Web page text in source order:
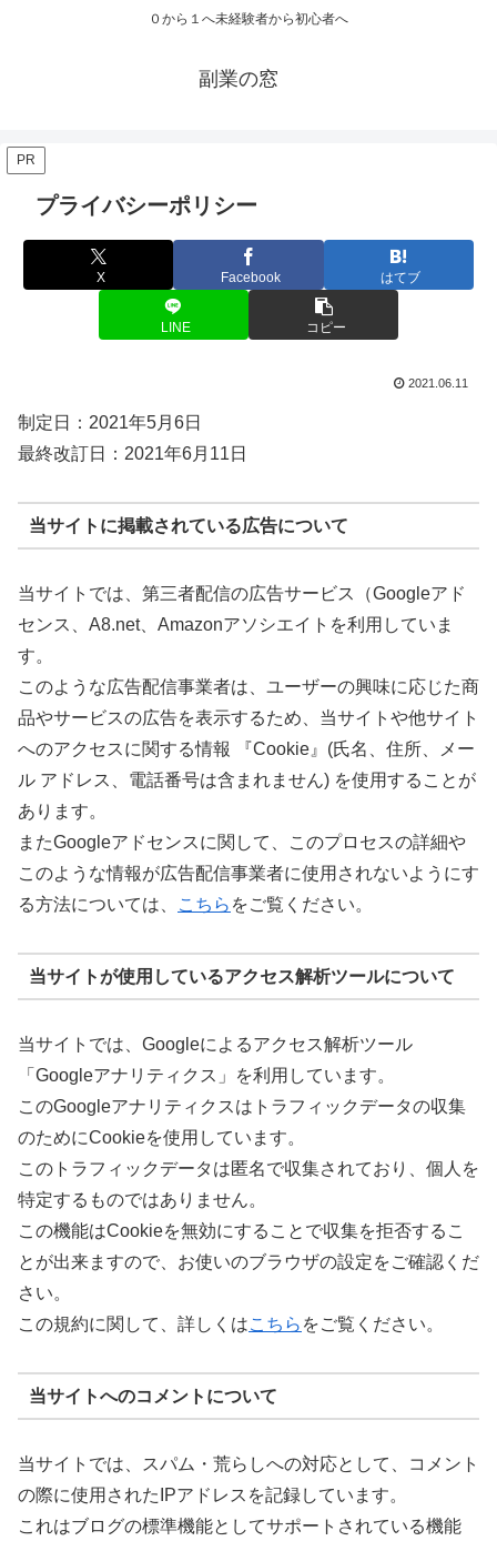
０から１へ未経験者から初心者へ
副業の窓
PR
プライバシーポリシー
X Facebook はてブ
LINE コピー
2021.06.11
制定日：2021年5月6日
最終改訂日：2021年6月11日
当サイトに掲載されている広告について
当サイトでは、第三者配信の広告サービス（Googleアド
センス、A8.net、Amazonアソシエイトを利用していま
す。
このような広告配信事業者は、ユーザーの興味に応じた商
品やサービスの広告を表示するため、当サイトや他サイト
へのアクセスに関する情報 『Cookie』(氏名、住所、メー
ル アドレス、電話番号は含まれません) を使用することが
あります。
またGoogleアドセンスに関して、このプロセスの詳細や
このような情報が広告配信事業者に使用されないようにす
る方法については、
こちら をご覧ください。
当サイトが使用しているアクセス解析ツールについて
当サイトでは、Googleによるアクセス解析ツール
「Googleアナリティクス」を利用しています。
このGoogleアナリティクスはトラフィックデータの収集
のためにCookieを使用しています。
このトラフィックデータは匿名で収集されており、個人を
特定するものではありません。
この機能はCookieを無効にすることで収集を拒否するこ
とが出来ますので、お使いのブラウザの設定をご確認くだ
さい。
この規約に関して、詳しくはこちら をご覧ください。
当サイトへのコメントについて
当サイトでは、スパム・荒らしへの対応として、コメント
の際に使用されたIPアドレスを記録しています。
これはブログの標準機能としてサポートされている機能